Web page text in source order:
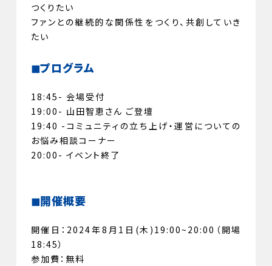
つくりたい
ファンとの継続的な関係性をつくり、共創していき
たい
◼︎プログラム
18:45- 会場受付
19:00- 山田智恵さん ご登壇
19:40 -コミュニティの立ち上げ・運営についての
お悩み相談コーナー
20:00- イベント終了
◼︎開催概要
開催日：2024年8月1日(木)19:00~20:00（開場
18:45）
参加費：無料